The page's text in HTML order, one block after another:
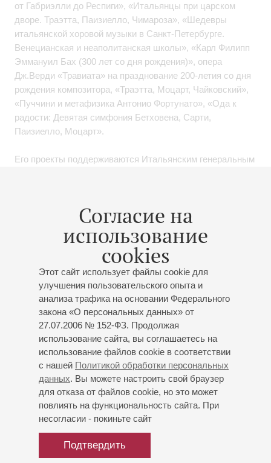
Согласие на
использование
cookies
Этот сайт использует файлы cookie для
улучшения пользовательского опыта и
анализа трафика на основании Федерального
закона «О персональных данных» от
27.07.2006 № 152-ФЗ. Продолжая
использование сайта, вы соглашаетесь на
использование файлов cookie в соответствии
с нашей Политикой обработки персональных
данных. Вы можете настроить свой браузер
для отказа от файлов cookie, но это может
повлиять на функциональность сайта. При
несогласии - покиньте сайт
Подтвердить
от Габриэлли до Респиги», «Итальянцы при царском
дворе. Траэтта, Паизиелло, Чимароза», «Шедевры
итальянской хоровой музыки в Санкт-Петербурге.
Венецианская и неаполитанская школы», «Карл Филипп
Эммануил Бах (300 лет со дня рождения)», опера
Дж.Верди «Травиата» на празднование 200-летия со дня
рождения композитора, «Траэтта, Моцарт, Чайковский»,
«Пуччини и метафизика Антонио Фортунато», «Ода к
радости: Девятая симфония Бетховена, Сарти,
Паизиелло, Моцарт».
Его проекты поддерживаются Итальянским генеральным
генеральным консульством и Итальянским институтом
В Санкт-Петербурге дирижер работал с такими
оркестрами, как Санкт-Петербургский государственный
академический симфонический оркестр, Большой
симфонический оркестр театра Оперы и балета
Петербургской консерватории, Симфонический оркестр
Государственной академической капеллы,
Государственный эрмитажный оркестр «Санкт-Петербург
Камерата», Губернаторский симфонический оркестр; за
пределами Петербурга - с Симфоническим оркестром
республики Адыгея, Филармоническим оркестром
государственного театра г. Котбуса (Германия), «Ensign
Symphony&Chorus» (Сиэтл, США), «Hong Kong Wind
Symphony» (Гонконг, Китай), Симфоническим оркестром г.
Симфоническим оркестром «Ettore Pozzoli», Камерным